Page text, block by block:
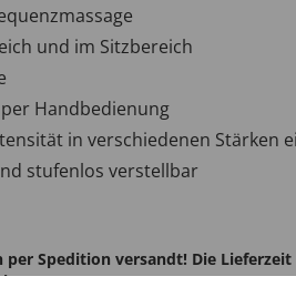
und im Sitzbereich
Handbedienung
in verschiedenen Stärken
stufenlos verstellbar
per Spedition versandt! Die